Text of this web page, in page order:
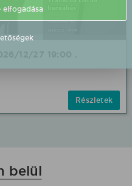
Részletek
belül
Minden cookie elfogadása